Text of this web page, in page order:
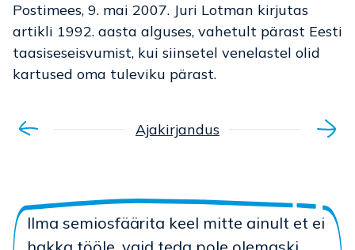
Postimees, 9. mai 2007. Juri Lotman kirjutas
artikli 1992. aasta alguses, vahetult pärast Eesti
taasiseseisvumist, kui siinsetel venelastel olid
kartused oma tuleviku pärast.
Ajakirjandus
Ilma semiosfäärita keel mitte ainult et ei